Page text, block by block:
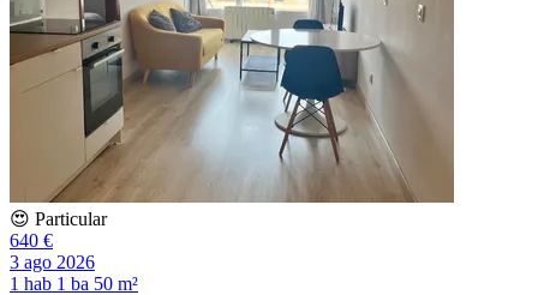
😍 Particular
640 €
3 ago 2026
1 hab 1 ba 50 m²